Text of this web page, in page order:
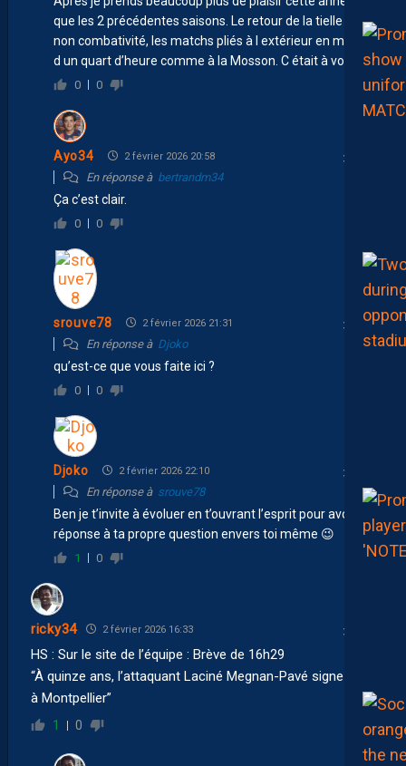
que les 2 précédentes saisons. Le retour de la tielle , la
non combativité, les matchs pliés à l extérieur en moins
d un quart d’heure comme à la Mosson. C était à vomir
0 0
Ayo34 2 février 2026 20:58
En réponse à bertrandm34
Ça c’est clair.
0 0
srouve78 2 février 2026 21:31
En réponse à Djoko
qu’est-ce que vous faite ici ?
0 0
Djoko 2 février 2026 22:10
En réponse à srouve78
Ben je t’invite à évoluer en t’ouvrant l’esprit pour avoir la
réponse à ta propre question envers toi même 😉
1 0
ricky34 2 février 2026 16:33
HS : Sur le site de l’équipe : Brève de 16h29
“À quinze ans, l’attaquant Laciné Megnan-Pavé signe pro
à Montpellier”
1 0